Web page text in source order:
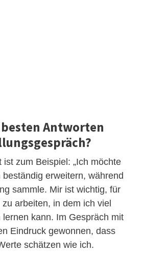
besten Antworten
ist zum Beispiel: „Ich möchte
erweitern, während
sammle. Mir ist wichtig, für
arbeiten, in dem ich viel
kann. Im Gespräch mit
Eindruck gewonnen, dass
schätzen wie ich.